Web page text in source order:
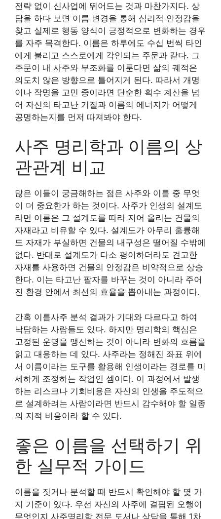
전략 없이 신사업에 뛰어드는 것과 마찬가지다. 상
담을 하다 보면 이름 변경을 통해 심리적 안정감을
찾고 실제로 행동 양식이 긍정적으로 변화하는 경우
를 자주 목격한다. 이름은 하루에도 수십 번씩 타인
에게 불리고 스스로에게 각인되는 주문과 같다. 그
주문이 내 사주와 부조화를 이룬다면 삶의 궤적은
의도치 않은 방향으로 틀어지게 된다. 따라서 개명
이나 작명을 고민 중이라면 단순한 획수 계산을 넘
어 자신의 타고난 기질과 이름의 에너지가 어떻게
공명하는지를 먼저 따져봐야 한다.
사주 명리학과 이름의 상
관관계 비교
많은 이들이 궁금해하는 점은 사주와 이름 중 무엇
이 더 중요한가 하는 것이다. 사주가 인생의 설계도
라면 이름은 그 설계도를 따라 지어 올리는 건물의
자재라고 비유할 수 있다. 설계도가 아무리 훌륭해
도 자재가 부실하면 건물의 내구성은 떨어질 수밖에
없다. 반대로 설계도가 다소 평이하더라도 견고한
자재를 사용하면 건물의 안정감은 비약적으로 상승
한다. 이는 타고난 팔자를 바꾸는 것이 아니라 주어
진 환경 안에서 최선의 효율을 뽑아내는 과정이다.
간혹 이름사주 분석 결과가 기대와 다르다고 하여
낙담하는 사람들도 있다. 하지만 명리학의 핵심은
고정된 운명을 맹신하는 것이 아니라 변화의 흐름을
읽고 대응하는 데 있다. 사주라는 정해진 좌표 위에
서 이름이라는 도구를 활용해 인생이라는 경로를 미
세하게 조정하는 작업인 셈이다. 이 과정에서 발생
하는 리스크나 기회비용은 자신의 인생을 주도적으
로 설계하려는 사람이라면 반드시 감수해야 할 일종
의 지적 비용이라 할 수 있다.
좋은 이름을 선택하기 위
한 실무적 가이드
이름을 짓거나 분석할 때 반드시 확인해야 할 몇 가
지 기준이 있다. 우선 자신의 사주에 결핍된 오행이
무엇인지 사주명리학 전문 도서나 상담을 통해 1차